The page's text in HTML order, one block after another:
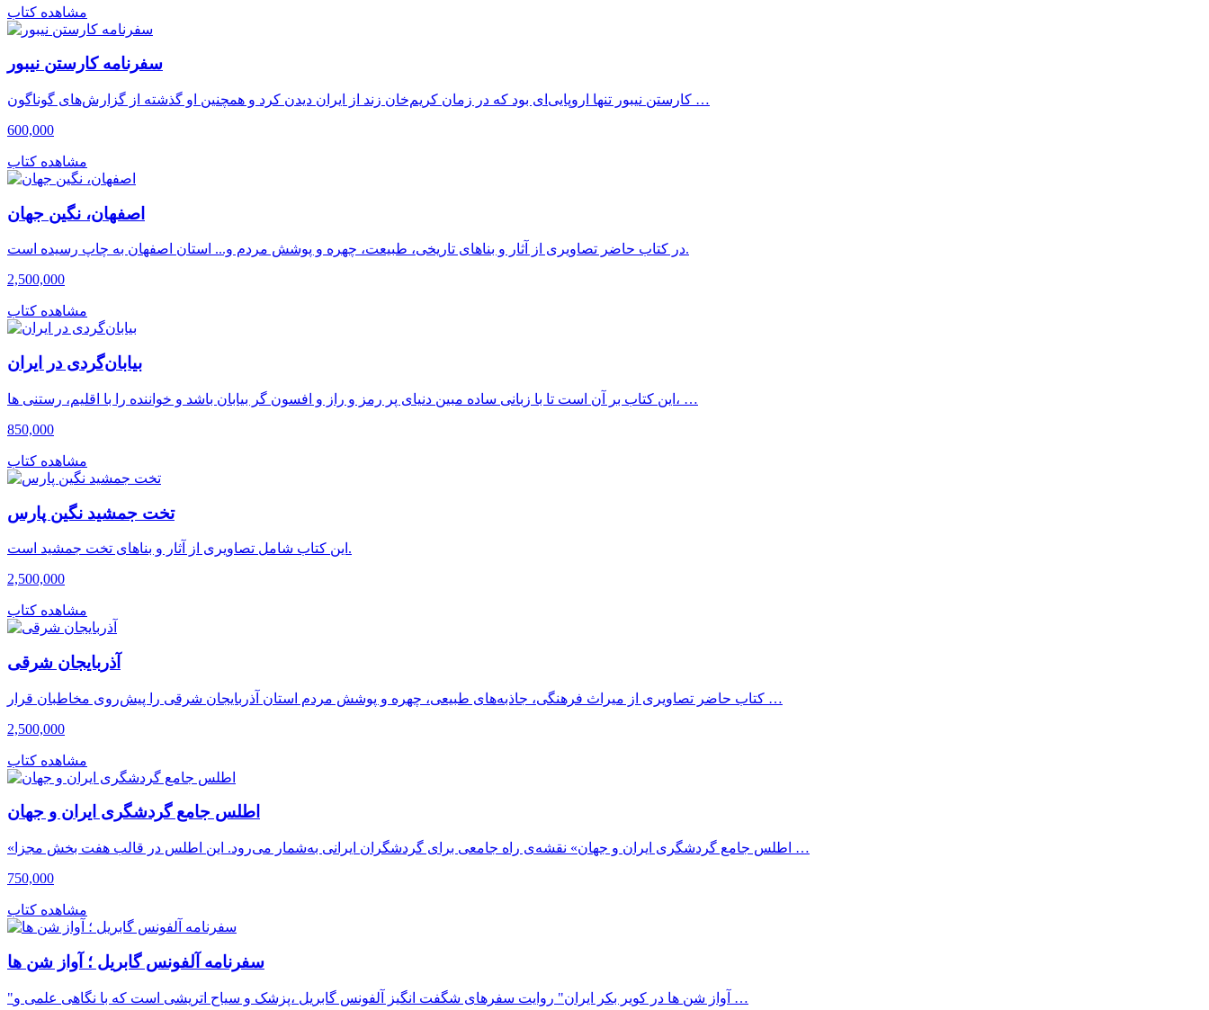
مشاهده کتاب
سفرنامه کارستن نیبور
کارستن نیبور تنها اروپایی‌ای بود که در زمان کریم‌خان زند از ایران دیدن کرد و همچنین او گذشته از گزارش‌های گوناگون …
600,000
مشاهده کتاب
اصفهان، نگین جهان
در کتاب حاضر تصاویری از آثار و بناهای تاریخی، طبیعت، چهره و پوشش مردم و... استان اصفهان به چاپ رسیده است.
2,500,000
مشاهده کتاب
بیابان‌گردی در ایران
این کتاب بر آن است تا با زبانی ساده مبین دنیای پر رمز و راز و افسون گر بیابان باشد و خواننده را با اقلیم، رستنی ها، …
850,000
مشاهده کتاب
تخت جمشید نگین پارس
این کتاب شامل تصاویری از آثار و بناهای تخت جمشید است.
2,500,000
مشاهده کتاب
آذربایجان شرقی
کتاب حاضر تصاویری از میراث فرهنگی، جاذبه‌های طبیعی، چهره و پوشش مردم استان آذربایجان شرقی را پیش‌روی مخاطبان قرار …
2,500,000
مشاهده کتاب
اطلس جامع گردشگری ایران و جهان
«اطلس جامع گردشگری ایران و جهان» نقشه‌ی راه جامعی برای گردشگران ایرانی به‌شمار می‌رود. این اطلس در قالب هفت بخش مجزا …
750,000
مشاهده کتاب
سفرنامه آلفونس گابریل ؛ آواز شن ها
"آواز شن ها در کویر بکر ایران" روایت سفرهای شگفت انگیز آلفونس گابریل ،‌پزشک و سیاح اتریشی است که با نگاهی علمی و …